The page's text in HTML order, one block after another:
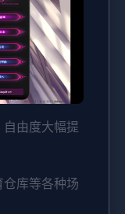
由度大幅提
库等各种场